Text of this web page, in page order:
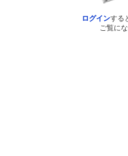
ログインする
ご覧に